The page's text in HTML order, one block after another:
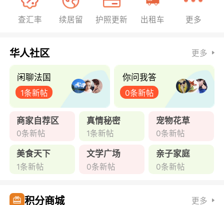
查汇率 续居留 护照更新 出租车 更多
华人社区 更多
闲聊法国
1条新帖
你问我答
0条新帖
商家自荐区
0条新帖
真情秘密
1条新帖
宠物花草
0条新帖
美食天下
1条新帖
文学广场
0条新帖
亲子家庭
0条新帖
积分商城 更多